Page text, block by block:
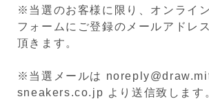
※当選のお客様に限り、オンライ
フォームにご登録のメールアドレ
頂きます。
※当選メールは
sneakers.co.jp より送信致します